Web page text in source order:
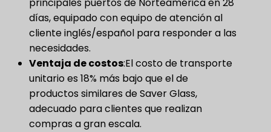
principales puertos de Norteamérica en 28
días, equipado con equipo de atención al
cliente inglés/español para responder a las
necesidades.
Ventaja de costos​:El costo de transporte
unitario es 18% más bajo que el de
productos similares de Saver Glass,
adecuado para clientes que realizan
compras a gran escala.